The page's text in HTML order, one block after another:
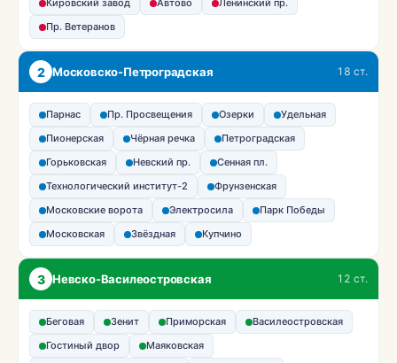
Кировский завод
Автово
Ленинский пр.
Пр. Ветеранов
2 Московско-Петроградская 18 ст.
Парнас Пр. Просвещения Озерки
Удельная
Пионерская
Чёрная речка
Петроградская
Горьковская
Невский пр.
Сенная пл.
Технологический институт-2
Фрунзенская
Московские ворота
Электросила
Парк Победы
Московская
Звёздная Купчино
3 Невско-Василеостровская 12 ст.
Беговая Зенит Приморская
Василеостровская
Гостиный двор
Маяковская